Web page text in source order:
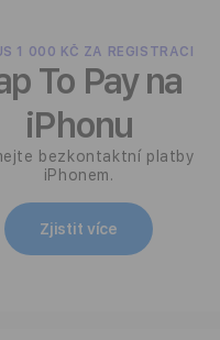
1 000 KČ ZA REGISTRACI
To Pay na
iPhonu
bezkontaktní platby
iPhonem.
Zjistit více